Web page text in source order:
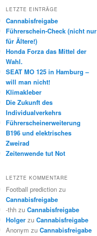
LETZTE EINTRÄGE
Cannabisfreigabe
Führerschein-Check (nicht nur
für Ältere!)
Honda Forza das Mittel der
Wahl.
SEAT MO 125 in Hamburg –
will man nicht!
Klimakleber
Die Zukunft des
Individualverkehrs
Führerscheinerweiterung
B196 und elektrisches
Zweirad
Zeitenwende tut Not
LETZTE KOMMENTARE
Football prediction zu
Cannabisfreigabe
-thh zu Cannabisfreigabe
Holger zu Cannabisfreigabe
Anonym zu Cannabisfreigabe